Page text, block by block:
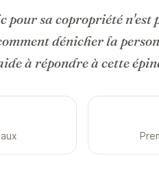
pour sa copropriété n'est
dénicher la
à répondre à cette